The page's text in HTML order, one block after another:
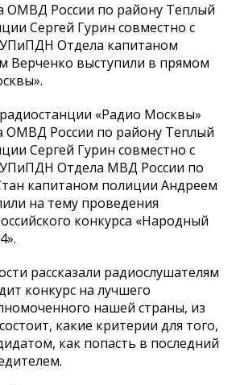
ОМВД России по району Теплый
Сергей Гурин совместно с
Отдела капитаном
Верченко выступили в прямом
«Радио Москвы»
ОМВД России по району Теплый
Сергей Гурин совместно с
Отдела МВД России по
капитаном полиции Андреем
на тему проведения
конкурса «Народный
рассказали радиослушателям
конкурс на лучшего
нашей страны, из
какие критерии для того,
как попасть в последний